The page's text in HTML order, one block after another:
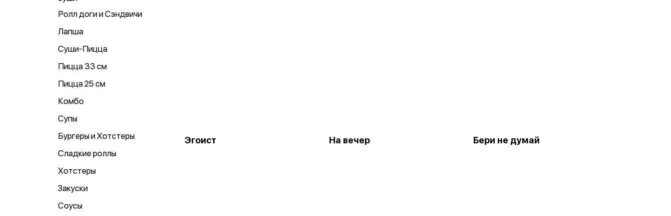
Ролл доги и Сэндвичи
Лапша
Суши-Пицца
Пицца 33 см
Пицца 25 см
Комбо
Супы
Бургеры и Хотстеры
Сладкие роллы
Хотстеры
Закуски
Соусы
Эгоист На вечер Бери не думай